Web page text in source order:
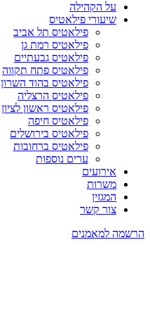
על הקהילה
שיעורי פילאטיס
פילאטיס תל אביב
פילאטיס רמת גן
פילאטיס גבעתיים
פילאטיס פתח תקווה
פילאטיס בהוד השרון
פילאטיס הרצליה
פילאטיס ראשון לציון
פילאטיס חיפה
פילאטיס בירושלים
פילאטיס ברחובות
ערים נוספות
אירועים
משרות
המגזין
צור קשר
הרשמה למאמנים